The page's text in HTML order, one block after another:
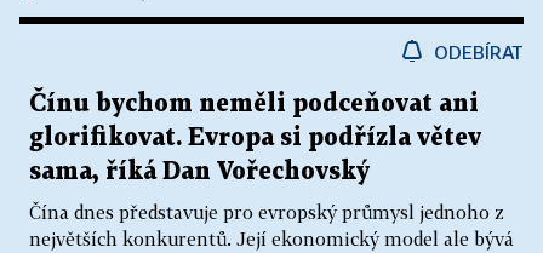
ODEBÍRAT
Čínu bychom neměli podceňovat ani
glorifikovat. Evropa si podřízla větev
sama, říká Dan Vořechovský
Čína dnes představuje pro evropský průmysl jednoho z
největších konkurentů. Její ekonomický model ale bývá